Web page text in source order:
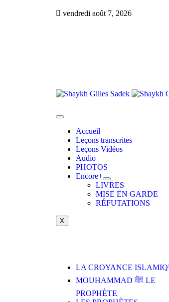
vendredi août 7, 2026
Accueil
Leçons transcrites
Leçons Vidéos​
Audio
PHOTOS
Encore+
LIVRES
MISE EN GARDE
RÉFUTATIONS
X
LA CROYANCE
MOUHAMMAD ﷺ LE
PROPHÈTE